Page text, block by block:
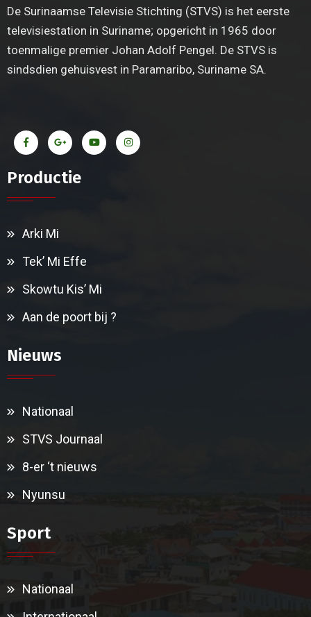
De Surinaamse Televisie Stichting (STVS) is het eerste
televisiestation in Suriname; opgericht in 1965 door
toenmalige premier Johan Adolf Pengel. De STVS is
sindsdien gehuisvest in Paramaribo, Suriname SA.
Productie
Arki Mi
Tek’ Mi Effe
Skowtu Kis’ Mi
Aan de poort bij ?
Nieuws
Nationaal
STVS Journaal
8-er ‘t nieuws
Nyunsu
Sport
Nationaal